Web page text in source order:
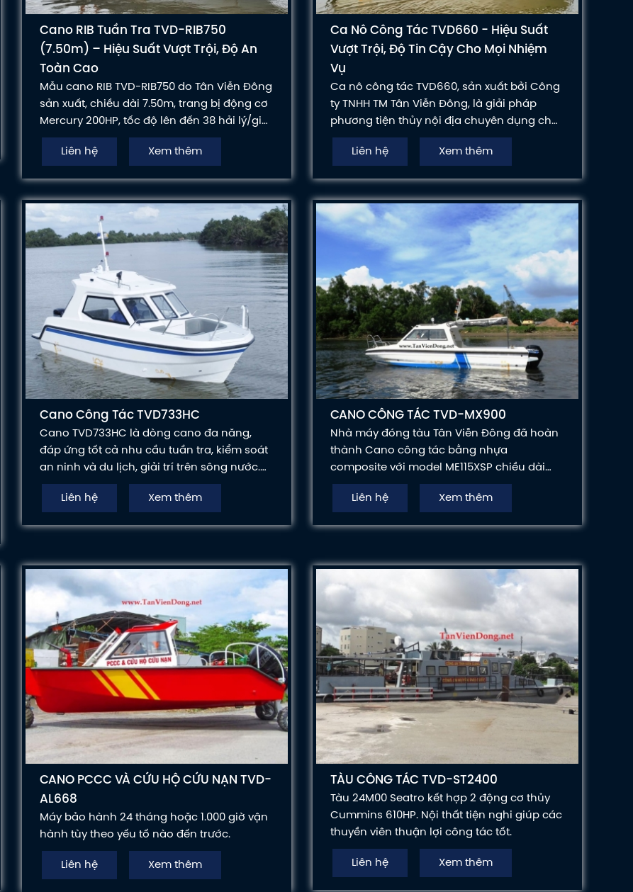
Cano RIB Tuần Tra TVD-RIB750
(7.50m) – Hiệu Suất Vượt Trội, Độ An
Toàn Cao
Mẫu cano RIB TVD-RIB750 do Tân Viễn Đông
sản xuất, chiều dài 7.50m, trang bị động cơ
Mercury 200HP, tốc độ lên đến 38 hải lý/giờ,
sức chở 08 người. Thiết kế chuyên dụng
cho tuần tra, cứu hộ và các hoạt động
Liên hệ Xem thêm
Ca Nô Công Tác TVD660 - Hiệu Suất
Vượt Trội, Độ Tin Cậy Cho Mọi Nhiệm
Vụ
Ca nô công tác TVD660, sản xuất bởi Công
ty TNHH TM Tân Viễn Đông, là giải pháp
phương tiện thủy nội địa chuyên dụng cho
các hoạt động tuần tra, kiểm soát. Với thiết
kế hiện đại, động cơ mạnh mẽ và khả năng
cao.
Liên hệ Xem thêm
Cano Công Tác TVD733HC
Cano TVD733HC là dòng cano đa năng,
đáp ứng tốt cả nhu cầu tuần tra, kiểm soát
an ninh và du lịch, giải trí trên sông nước.
Với thiết kế hiện đại, động cơ mạnh mẽ và
độ bền cao, TVD733HC mang đến trải
Liên hệ Xem thêm
CANO CÔNG TÁC TVD-MX900
Nhà máy đóng tàu Tân Viễn Đông đã hoàn
thành Cano công tác bằng nhựa
composite với model ME115XSP chiều dài
9m00 hiệu Maxum, cabin lửng và gắn 1
động cơ treo ngoài Mercury 115HP. Nhà máy
Liên hệ Xem thêm
CANO PCCC VÀ CỨU HỘ CỨU NẠN TVD-
AL668
Máy bảo hành 24 tháng hoặc 1.000 giờ vận
hành tùy theo yếu tố nào đến trước.
Liên hệ Xem thêm
TÀU CÔNG TÁC TVD-ST2400
Tàu 24M00 Seatro kết hợp 2 động cơ thủy
Cummins 610HP. Nội thất tiện nghi giúp các
thuyền viên thuận lợi công tác tốt.
Liên hệ Xem thêm